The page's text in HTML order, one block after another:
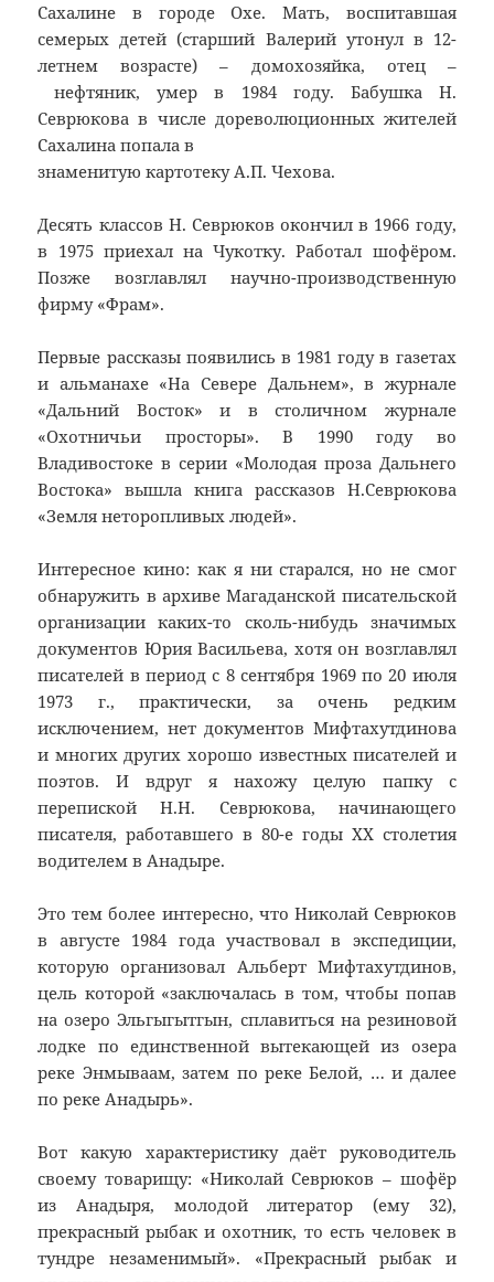
Сахалине в городе Охе. Мать, воспитавшая
семерых детей (старший Валерий утонул в 12-
летнем возрасте) – домохозяйка, отец –
нефтяник, умер в 1984 году. Бабушка Н.
Севрюкова в числе дореволюционных жителей
Сахалина попала в
знаменитую картотеку А.П. Чехова.
Десять классов Н. Севрюков окончил в 1966 году,
в 1975 приехал на Чукотку. Работал шофёром.
Позже возглавлял научно-производственную
фирму «Фрам».
Первые рассказы появились в 1981 году в газетах
и альманахе «На Севере Дальнем», в журнале
«Дальний Восток» и в столичном журнале
«Охотничьи просторы». В 1990 году во
Владивостоке в серии «Молодая проза Дальнего
Востока» вышла книга рассказов Н.Севрюкова
«Земля неторопливых людей».
Интересное кино: как я ни старался, но не смог
обнаружить в архиве Магаданской писательской
организации каких-то сколь-нибудь значимых
документов Юрия Васильева, хотя он возглавлял
писателей в период с 8 сентября 1969 по 20 июля
1973 г., практически, за очень редким
исключением, нет документов Мифтахутдинова
и многих других хорошо известных писателей и
поэтов. И вдруг я нахожу целую папку с
перепиской Н.Н. Севрюкова, начинающего
писателя, работавшего в 80-е годы ХХ столетия
водителем в Анадыре.
Это тем более интересно, что Николай Севрюков
в августе 1984 года участвовал в экспедиции,
которую организовал Альберт Мифтахутдинов,
цель которой «заключалась в том, чтобы попав
на озеро Эльгыгытгын, сплавиться на резиновой
лодке по единственной вытекающей из озера
реке Энмываам, затем по реке Белой, … и далее
по реке Анадырь».
Вот какую характеристику даёт руководитель
своему товарищу: «Николай Севрюков – шофёр
из Анадыря, молодой литератор (ему 32),
прекрасный рыбак и охотник, то есть человек в
тундре незаменимый». «Прекрасный рыбак и